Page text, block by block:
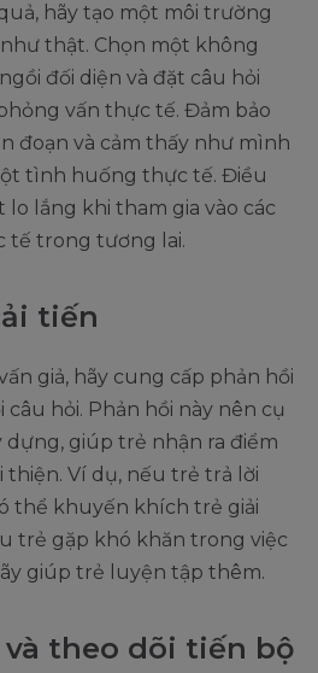
hãy tạo một môi trường
thật. Chọn một không
đối diện và đặt câu hỏi
vấn thực tế. Đảm bảo
đoạn và cảm thấy như mình
tình huống thực tế. Điều
lắng khi tham gia vào các
tế trong tương lai.
tiến
giả, hãy cung cấp phản hồi
hỏi. Phản hồi này nên cụ
giúp trẻ nhận ra điểm
thiện. Ví dụ, nếu trẻ trả lời
thể khuyến khích trẻ giải
trẻ gặp khó khăn trong việc
giúp trẻ luyện tập thêm.
theo dõi tiến bộ